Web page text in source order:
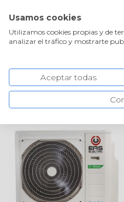
Usamos cookies
Utilizamos cookies propias y de
analizar el tráfico y mostrarte
Aceptar todas